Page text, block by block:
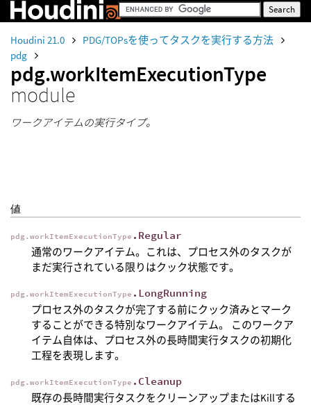
Houdini 21.0
PDG/TOPsを使ってタスクを実行する方法
pdg
pdg.workItemExecutionType
module
ワークアイテムの実行タイプ。
値
pdg.workItemExecutionType .Regular
通常のワークアイテム。これは、プロセス外のタスクが
まだ実行されている限りはクック状態です。
pdg.workItemExecutionType .LongRunning
プロセス外のタスクが完了する前にクック済みとマーク
することができる特別なワークアイテム。 このワークア
イテム自体は、プロセス外の長時間実行タスクの初期化
工程を表現します。
pdg.workItemExecutionType .Cleanup
既存の長時間実行タスクをクリーンアップまたはKillする